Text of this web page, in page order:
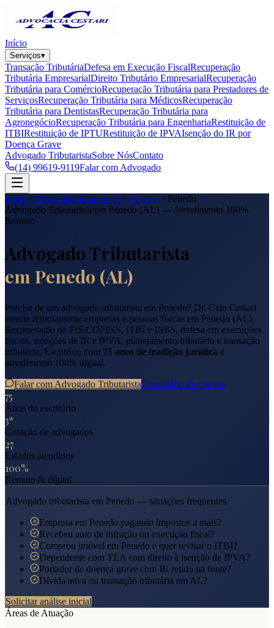
Início
Serviços▾
Transação TributáriaDefesa em Execução FiscalRecuperação
Tributária EmpresarialDireito Tributário EmpresarialRecuperação
Tributária para ComércioRecuperação Tributária para Prestadores de
ServiçosRecuperação Tributária para MédicosRecuperação
Tributária para DentistasRecuperação Tributária para
AgronegócioRecuperação Tributária para EngenhariaRestituição de
ITBIRestituição de IPTURestituição de IPVAIsenção do IR por
Doença Grave
Advogado TributaristaSobre NósContato
(14) 99619-9119Falar com Advogado
Início Advogado Tributarista Alagoas
Penedo
Advogado Tributarista em Penedo (AL) — Atendimento 100%
Remoto
Advogado Tributarista
em Penedo (AL)
Precisa de um advogado tributarista em Penedo? Dr. Caio Cestari
atende remotamente empresas e pessoas físicas em Penedo (AL).
Recuperação de PIS/COFINS, ITBI e INSS, defesa em execuções
fiscais, isenções de IR e IPVA, planejamento tributário e transação
tributária. Escritório com 75 anos de tradição jurídica e
atendimento 100% digital.
Falar com Advogado TributaristaFormulário de contato
75
Anos do escritório
3ª
Geração de advogados
27
Estados atendidos
100%
Remoto & digital
Advogado tributarista em Penedo — situações frequentes
Empresa em Penedo pagando impostos a mais?
Recebeu auto de infração ou execução fiscal?
Comprou imóvel em Penedo e quer revisar o ITBI?
Dependente com TEA com direito à isenção de IPVA?
Portador de doença grave com IR retido na fonte?
Dívida ativa ou transação tributária em AL?
Solicitar análise inicial
Áreas de Atuação